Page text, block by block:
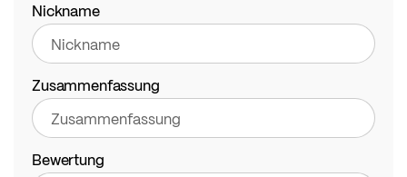
Nickname
Zusammenfassung
Bewertung